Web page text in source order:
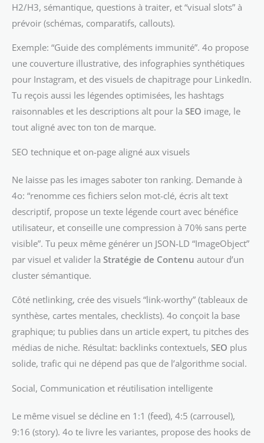
H2/H3, sémantique, questions à traiter, et “visual slots” à
prévoir (schémas, comparatifs, callouts).
Exemple: “Guide des compléments immunité”. 4o propose
une couverture illustrative, des infographies synthétiques
pour Instagram, et des visuels de chapitrage pour LinkedIn.
Tu reçois aussi les légendes optimisées, les hashtags
raisonnables et les descriptions alt pour la SEO image, le
tout aligné avec ton ton de marque.
SEO technique et on-page aligné aux visuels
Ne laisse pas les images saboter ton ranking. Demande à
4o: “renomme ces fichiers selon mot-clé, écris alt text
descriptif, propose un texte légende court avec bénéfice
utilisateur, et conseille une compression à 70% sans perte
visible”. Tu peux même générer un JSON-LD “ImageObject”
par visuel et valider la Stratégie de Contenu autour d’un
cluster sémantique.
Côté netlinking, crée des visuels “link-worthy” (tableaux de
synthèse, cartes mentales, checklists). 4o conçoit la base
graphique; tu publies dans un article expert, tu pitches des
médias de niche. Résultat: backlinks contextuels, SEO plus
solide, trafic qui ne dépend pas que de l’algorithme social.
Social, Communication et réutilisation intelligente
Le même visuel se décline en 1:1 (feed), 4:5 (carrousel),
9:16 (story). 4o te livre les variantes, propose des hooks de